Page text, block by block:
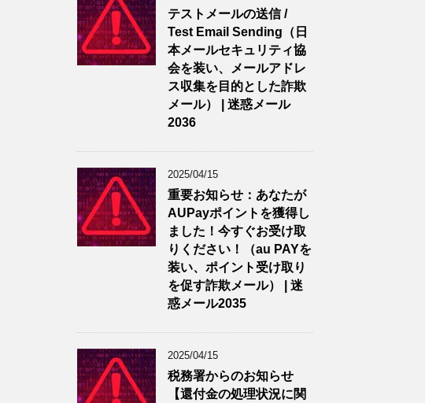
テストメールの送信 /
Test Email Sending（日
本メールセキュリティ協
会を装い、メールアドレ
ス収集を目的とした詐欺
メール） | 迷惑メール
2036
2025/04/15
重要お知らせ：あなたが
AUPayポイントを獲得し
ました！今すぐお受け取
りください！（au PAYを
装い、ポイント受け取り
を促す詐欺メール） | 迷
惑メール2035
2025/04/15
税務署からのお知らせ
【還付金の処理状況に関